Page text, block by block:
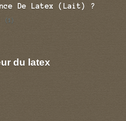
De Latex (lait) ?
(1)
du latex